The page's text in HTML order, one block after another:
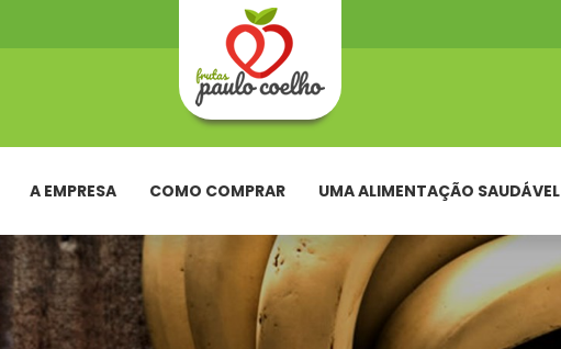
A EMPRESA COMO COMPRAR UMA ALIMENTAÇÃO SAUDÁVEL